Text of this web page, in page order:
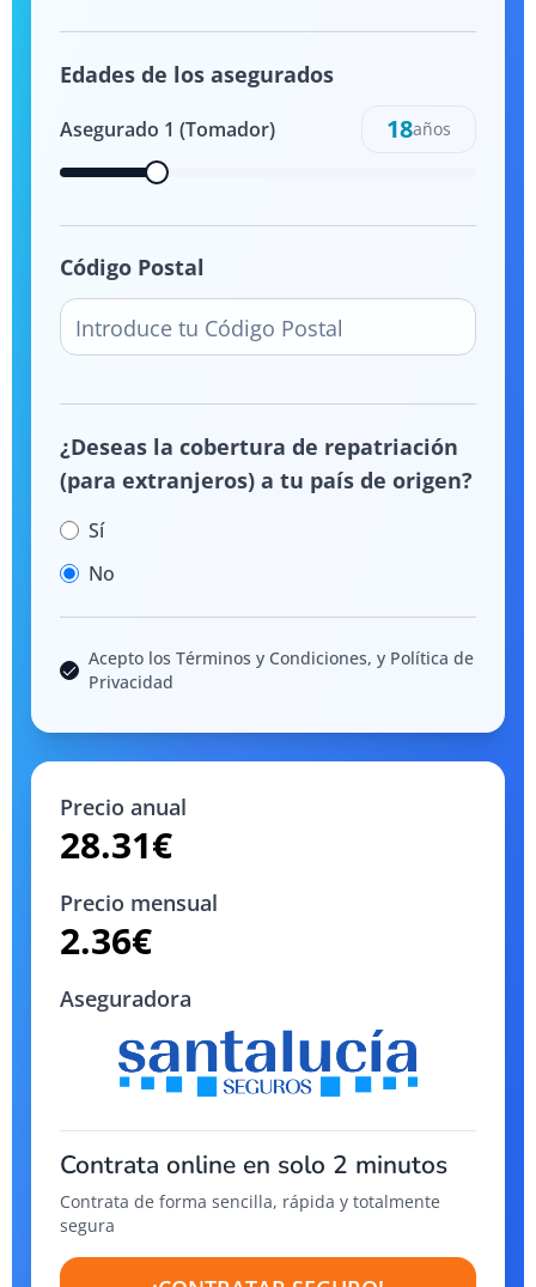
Edades de los asegurados
Asegurado 1 (Tomador) 18años
Código Postal
¿Deseas la cobertura de repatriación
(para extranjeros) a tu país de origen?
Sí
No
Acepto los Términos y Condiciones, y Política de
Privacidad
Precio anual
28.31€
Precio mensual
2.36€
Aseguradora
Contrata online en solo 2 minutos
Contrata de forma sencilla, rápida y totalmente
segura